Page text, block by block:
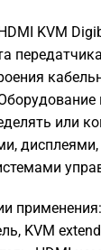
KVM
или
KVM